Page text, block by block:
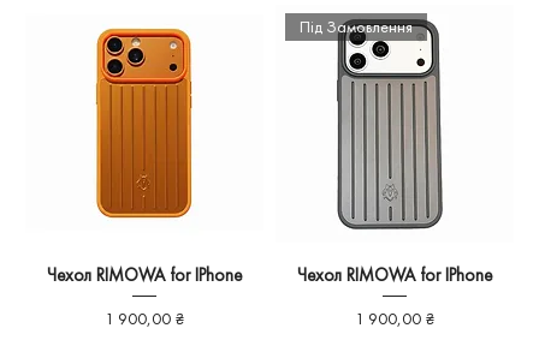
Чехол RIMOWA for IPhone
Ціна
1 900,00 ₴
Під Замовлення
Чехол RIMOWA for IPhone
Ціна
1 900,00 ₴